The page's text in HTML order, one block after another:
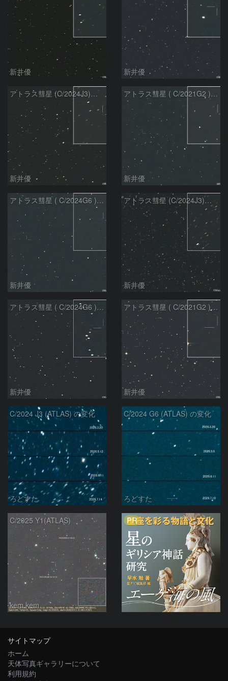
新井優 新井優
アトラス彗星 (C/2024J3)：2026/07/26
新井優
アトラス彗星 ( C/2021G2 )：2026/07/09
新井優
アトラス彗星 ( C/2024G6 )：2026/07/09
新井優
アトラス彗星 (C/2024J3)：2026/07/09
新井優
アトラス彗星 ( C/2024G6 )：2026/07/08
新井優
アトラス彗星 ( C/2021G2 )：2026/07/08
新井優
C/2024 J3 (ATLAS) の変化
ろどすた
C/2024 G6 (ATLAS) の変化
ろどすた
C/2025 Y1(ATLAS)
kem.kem
PR
サイトマップ
ホーム
天体写真ギャラリーについて
利用規約